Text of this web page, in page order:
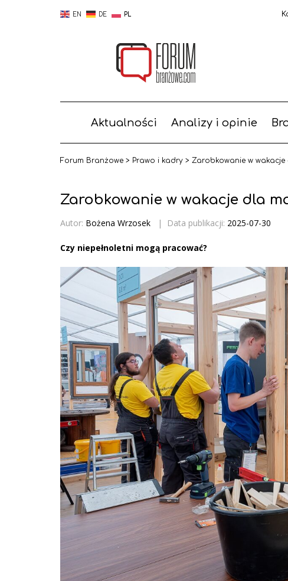
EN DE PL
Aktualności Analizy i opinie
Forum Branżowe > Prawo i kadry > Zarobkowanie w wakacje
Zarobkowanie w wakacje dla
Autor: Bożena Wrzosek | Data publikacji: 2025-07-30
Czy niepełnoletni mogą pracować?